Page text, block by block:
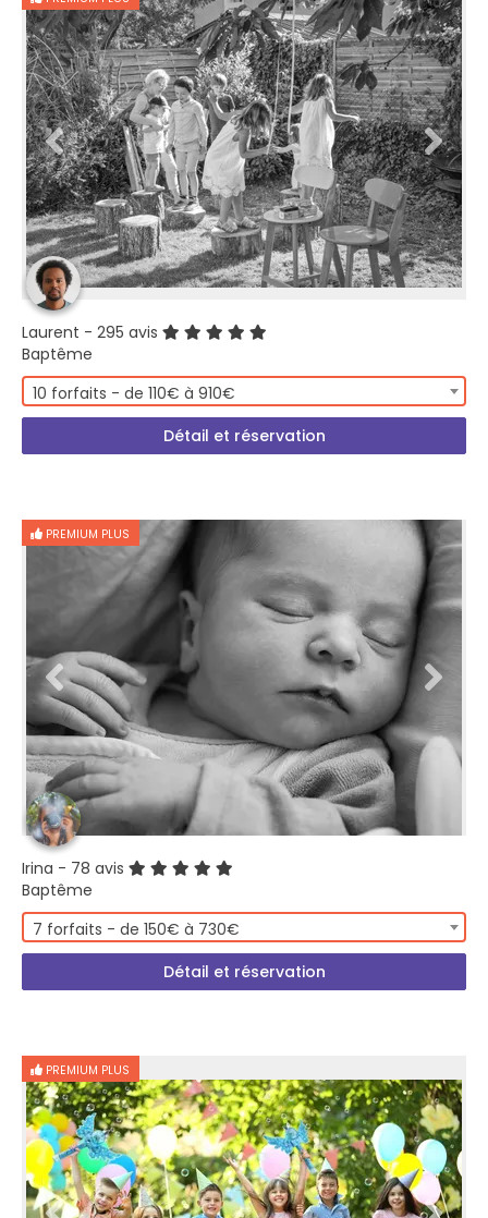
Laurent - 295 avis
Baptême
10 forfaits - de 110€ à 910€
Détail et réservation
PREMIUM PLUS
Irina - 78 avis
Baptême
7 forfaits - de 150€ à 730€
Détail et réservation
PREMIUM PLUS